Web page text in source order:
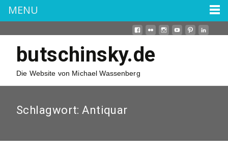
butschinsky.de
Die Website von Michael Wassenberg
Schlagwort:Antiquar
MENU